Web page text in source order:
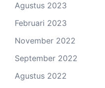
Agustus 2023
Februari 2023
November 2022
September 2022
Agustus 2022